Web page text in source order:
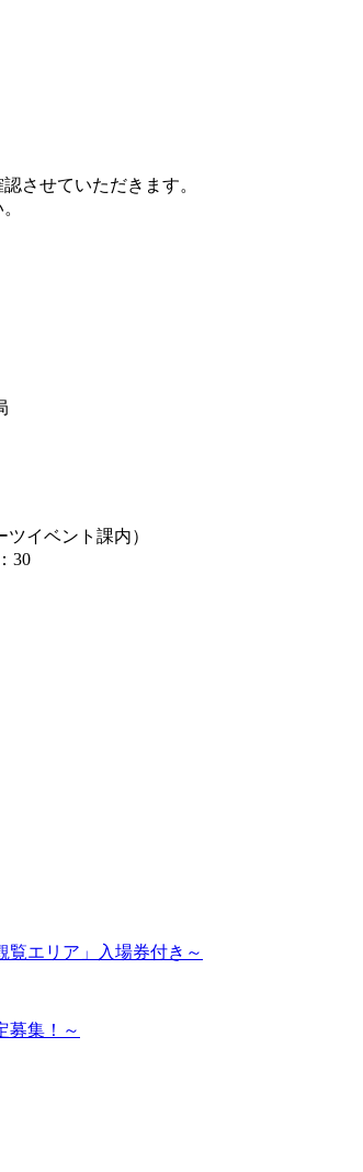
させていただきます。
イベント課内）
30
覧エリア」入場券付き～
募集！～